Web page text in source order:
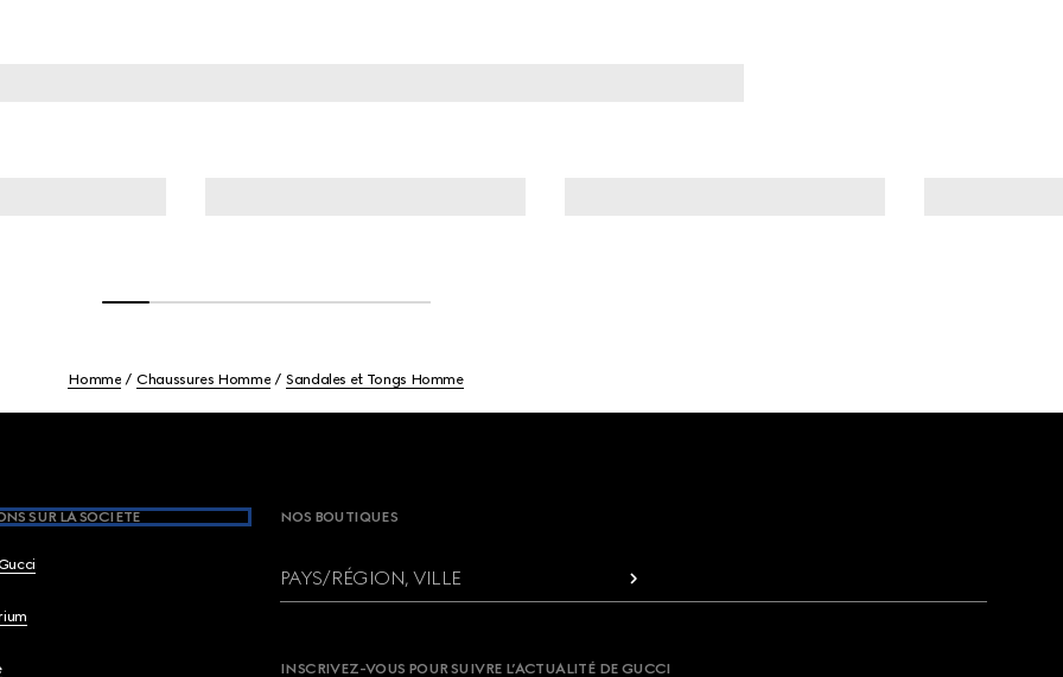
Homme Chaussures Homme Sandales et Tongs Homme
SUR LA SOCIETE NOS BOUTIQUES
PAYS/RÉGION, VILLE
INSCRIVEZ-VOUS POUR SUIVRE L’ACTUALITÉ DE GUCCI